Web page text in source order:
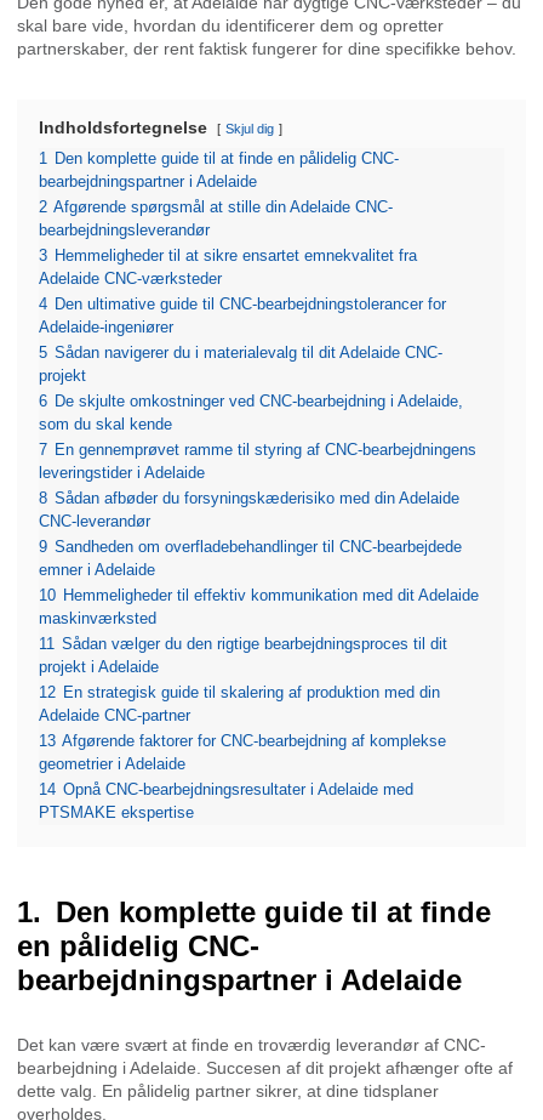
skal bare vide, hvordan du identificerer dem og opretter
partnerskaber, der rent faktisk fungerer for dine specifikke behov.
Indholdsfortegnelse Skjul dig
1 Den komplette guide til at finde en pålidelig CNC-
bearbejdningspartner i Adelaide
2 Afgørende spørgsmål at stille din Adelaide CNC-
bearbejdningsleverandør
3 Hemmeligheder til at sikre ensartet emnekvalitet fra
Adelaide CNC-værksteder
4 Den ultimative guide til CNC-bearbejdningstolerancer for
Adelaide-ingeniører
5 Sådan navigerer du i materialevalg til dit Adelaide CNC-
projekt
6 De skjulte omkostninger ved CNC-bearbejdning i Adelaide,
som du skal kende
7 En gennemprøvet ramme til styring af CNC-bearbejdningens
leveringstider i Adelaide
8 Sådan afbøder du forsyningskæderisiko med din Adelaide
CNC-leverandør
9 Sandheden om overfladebehandlinger til CNC-bearbejdede
emner i Adelaide
10 Hemmeligheder til effektiv kommunikation med dit Adelaide
maskinværksted
11 Sådan vælger du den rigtige bearbejdningsproces til dit
projekt i Adelaide
12 En strategisk guide til skalering af produktion med din
Adelaide CNC-partner
13 Afgørende faktorer for CNC-bearbejdning af komplekse
geometrier i Adelaide
14 Opnå CNC-bearbejdningsresultater i Adelaide med
PTSMAKE ekspertise
Den komplette guide til at finde
en pålidelig CNC-
bearbejdningspartner i Adelaide
Det kan være svært at finde en troværdig leverandør af CNC-
bearbejdning i Adelaide. Succesen af dit projekt afhænger ofte af
dette valg. En pålidelig partner sikrer, at dine tidsplaner
overholdes.